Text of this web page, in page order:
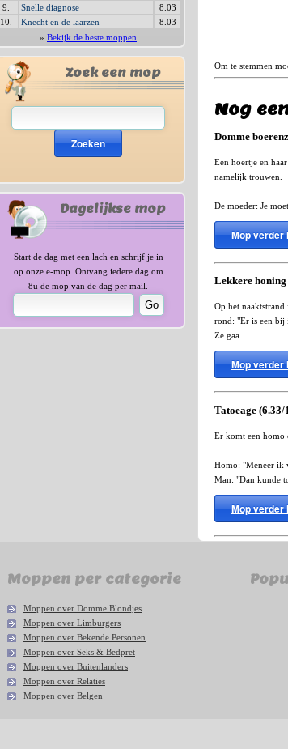
9.
Snelle diagnose
8.03
10.
Knecht en de laarzen
8.03
» Bekijk de beste moppen
Zoek een mop
Zoeken
Dagelijkse mop
Start de dag met een lach en schrijf je in
op onze e-mop. Ontvang iedere dag om
8u de mop van de dag per mail.
Om te stemmen
Nog
Domme
Een hoertje en
namelijk trouwen.
De moeder: Je
Mop verder
Lekkere honing
Op het
rond: "Er is een bij
Ze gaa...
Mop verder
Tatoeage (6.33/
Er komt een homo
Homo: "Meneer ik
Man: "Dan kunde
Mop verder
Moppen per categorie
Moppen over Domme Blondjes
Moppen over Limburgers
Moppen over Bekende Personen
Moppen over Seks & Bedpret
Moppen over Buitenlanders
Moppen over Relaties
Moppen over Belgen